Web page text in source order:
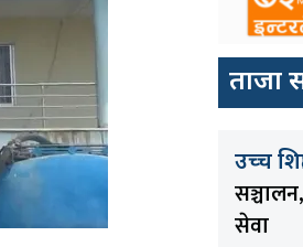
ताजा
उच्च
सेवा